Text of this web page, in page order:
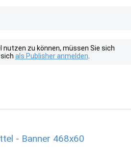
nutzen zu können, müssen Sie sich
als Publisher anmelden
- Banner 468x60